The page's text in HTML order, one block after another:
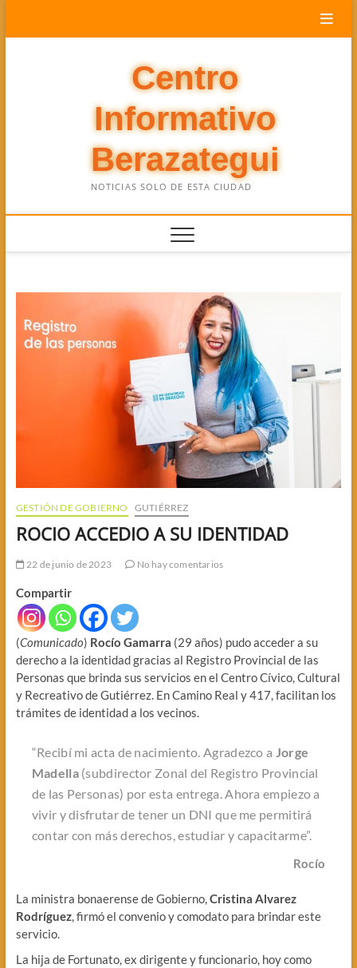
Centro
Informativo
Berazategui
NOTICIAS SOLO DE ESTA CIUDAD
GESTIÓN DE GOBIERNO GUTIÉRREZ
ROCIO ACCEDIO A SU IDENTIDAD
22 de junio de 2023 No hay comentarios
Compartir
(Comunicado) Rocío Gamarra (29 años) pudo acceder a su
derecho a la identidad gracias al Registro Provincial de las
Personas que brinda sus servicios en el Centro Cívico, Cultural
y Recreativo de Gutiérrez. En Camino Real y 417, facilitan los
trámites de identidad a los vecinos.
“Recibí mi acta de nacimiento. Agradezco a Jorge
Madella(subdirector Zonal del Registro Provincial
de las Personas) por esta entrega. Ahora empiezo a
vivir y disfrutar de tener un DNI que me permitirá
contar con más derechos, estudiar y capacitarme”.
Rocío
La ministra bonaerense de Gobierno,Cristina Alvarez
Rodríguez, firmó el convenio y comodato para brindar este
servicio.
La hija de Fortunato, ex dirigente y funcionario, hoy como